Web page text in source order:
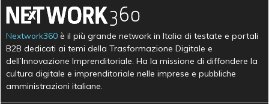
Nextwork360 è il più grande network in Italia di testate e portali
B2B dedicati ai temi della Trasformazione Digitale e
dell’Innovazione Imprenditoriale. Ha la missione di diffondere la
cultura digitale e imprenditoriale nelle imprese e pubbliche
amministrazioni italiane.